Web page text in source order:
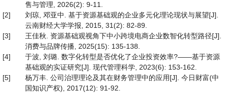
售与管理, 2026(2): 9-11.
[2]
刘琼, 邓亚中. 基于资源基础观的企业多元化理论现状与展望[J].
云南财经大学学报, 2015, 31(2): 82-89.
[3]
王佳秋. 资源基础观视角下中小跨境电商企业数智化转型路径[J].
消费与品牌传播, 2025(15): 135-138.
[4]
于波, 刘璐. 数字化转型是否优化了企业投资效率?——基于资源
基础观的实证研究[J]. 现代管理科学, 2023(6): 153-162.
[5]
杨万丰. 公司治理理论及其在财务管理中的应用[J]. 今日财富(中
国知识产权), 2017(12): 91-92.